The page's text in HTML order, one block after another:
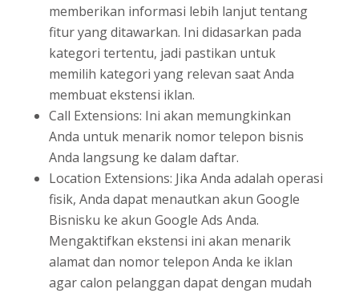
memberikan informasi lebih lanjut tentang
fitur yang ditawarkan. Ini didasarkan pada
kategori tertentu, jadi pastikan untuk
memilih kategori yang relevan saat Anda
membuat ekstensi iklan.
Call Extensions: Ini akan memungkinkan
Anda untuk menarik nomor telepon bisnis
Anda langsung ke dalam daftar.
Location Extensions: Jika Anda adalah operasi
fisik, Anda dapat menautkan akun Google
Bisnisku ke akun Google Ads Anda.
Mengaktifkan ekstensi ini akan menarik
alamat dan nomor telepon Anda ke iklan
agar calon pelanggan dapat dengan mudah